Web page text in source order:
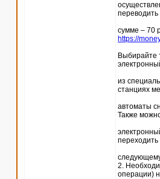
переводить
сумме – 70
https://
Выбирайте
из
станциях
автоматы
Также
переходить
2.
операции)